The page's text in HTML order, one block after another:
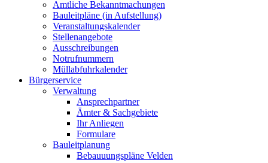
Amtliche Bekanntmachungen
Bauleitpläne (in Aufstellung)
Veranstaltungskalender
Stellenangebote
Ausschreibungen
Notrufnummern
Müllabfuhrkalender
Bürgerservice
Verwaltung
Ansprechpartner
Ämter & Sachgebiete
Ihr Anliegen
Formulare
Bauleitplanung
Bebauuungspläne Velden